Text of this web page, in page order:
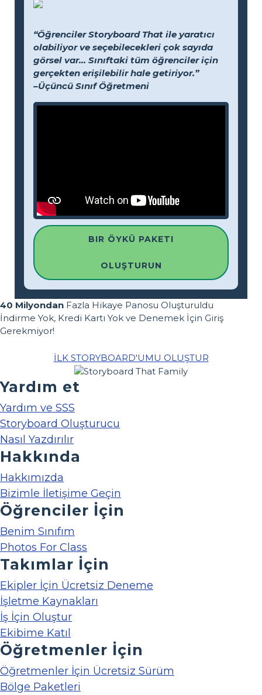
“Öğrenciler Storyboard That ile yaratıcı
olabiliyor ve seçebilecekleri çok sayıda
görsel var... Sınıftaki tüm öğrenciler için
gerçekten erişilebilir hale getiriyor.”
–Üçüncü Sınıf Öğretmeni
BIR ÖYKÜ PAKETI
OLUŞTURUN
40 Milyondan Fazla Hikaye Panosu Oluşturuldu
İndirme Yok, Kredi Kartı Yok ve Denemek İçin Giriş
Gerekmiyor!
İLK STORYBOARD'UMU OLUŞTUR
Yardım et
Yardım ve SSS
Storyboard Oluşturucu
Nasıl Yazdırılır
Hakkında
Hakkımızda
Bizimle İletişime Geçin
Öğrenciler İçin
Benim Sınıfım
Photos For Class
Takımlar İçin
Ekipler İçin Ücretsiz Deneme
İşletme Kaynakları
İş İçin Oluştur
Ekibime Katıl
Öğretmenler İçin
Öğretmenler İçin Ücretsiz Sürüm
Bölge Paketleri